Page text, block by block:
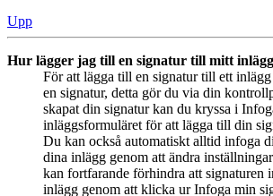
Upp
Hur lägger jag till en signatur till mitt
För att lägga till en signatur till ett inlägg
en signatur, detta gör du via din
skapat din signatur kan du kryssa i
inläggsformuläret för att lägga till din
Du kan också automatiskt alltid infoga
dina inlägg genom att ändra
kan fortfarande förhindra att signaturen
inlägg genom att klicka ur Infoga min